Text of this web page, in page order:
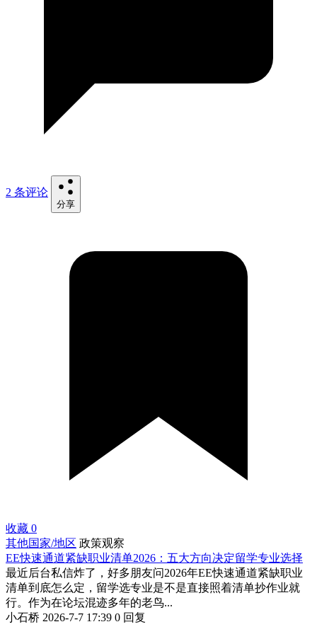
2 条评论
分享
收藏 0
其他国家/地区 政策观察
EE快速通道紧缺职业清单2026：五大方向决定留学专业选择
最近后台私信炸了，好多朋友问2026年EE快速通道紧缺职业
清单到底怎么定，留学选专业是不是直接照着清单抄作业就
行。作为在论坛混迹多年的老鸟...
小石桥 2026-7-7 17:39 0 回复